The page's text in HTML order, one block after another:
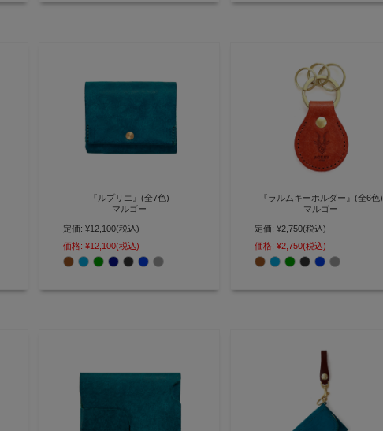
『ルプリエ』(全7色)
マルゴー
最小限を小さくスマートに持ち運
ぶ ポケットinミニ財布【AGILITY
affa(アジリティ アッファ)】
(0363)
定価: ¥12,100(税込)
価格: ¥12,100(税込)
『ラルムキーホルダー』(全6色)
マルゴー
経年変化が楽しみなディアドロッ
プ型のシンプルキーホルダー
【AGILITY affa(アジリティ アッ
ファ)】(0376)[M便 3/5]
定価: ¥2,750(税込)
価格: ¥2,750(税込)